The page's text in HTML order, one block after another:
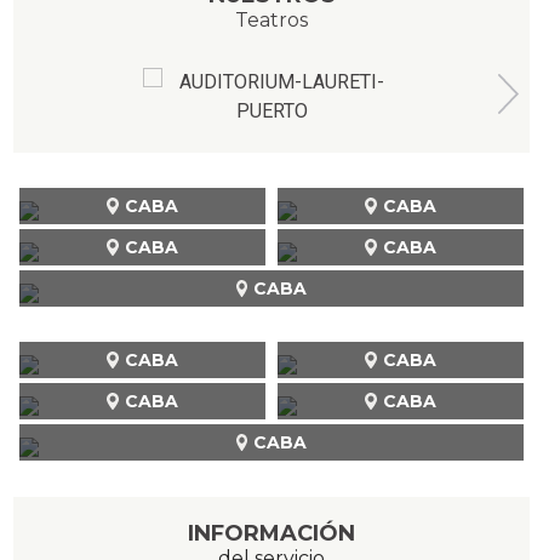
Teatros
CABA
CABA
CABA
CABA
CABA
CABA
CABA
CABA
CABA
CABA
INFORMACIÓN